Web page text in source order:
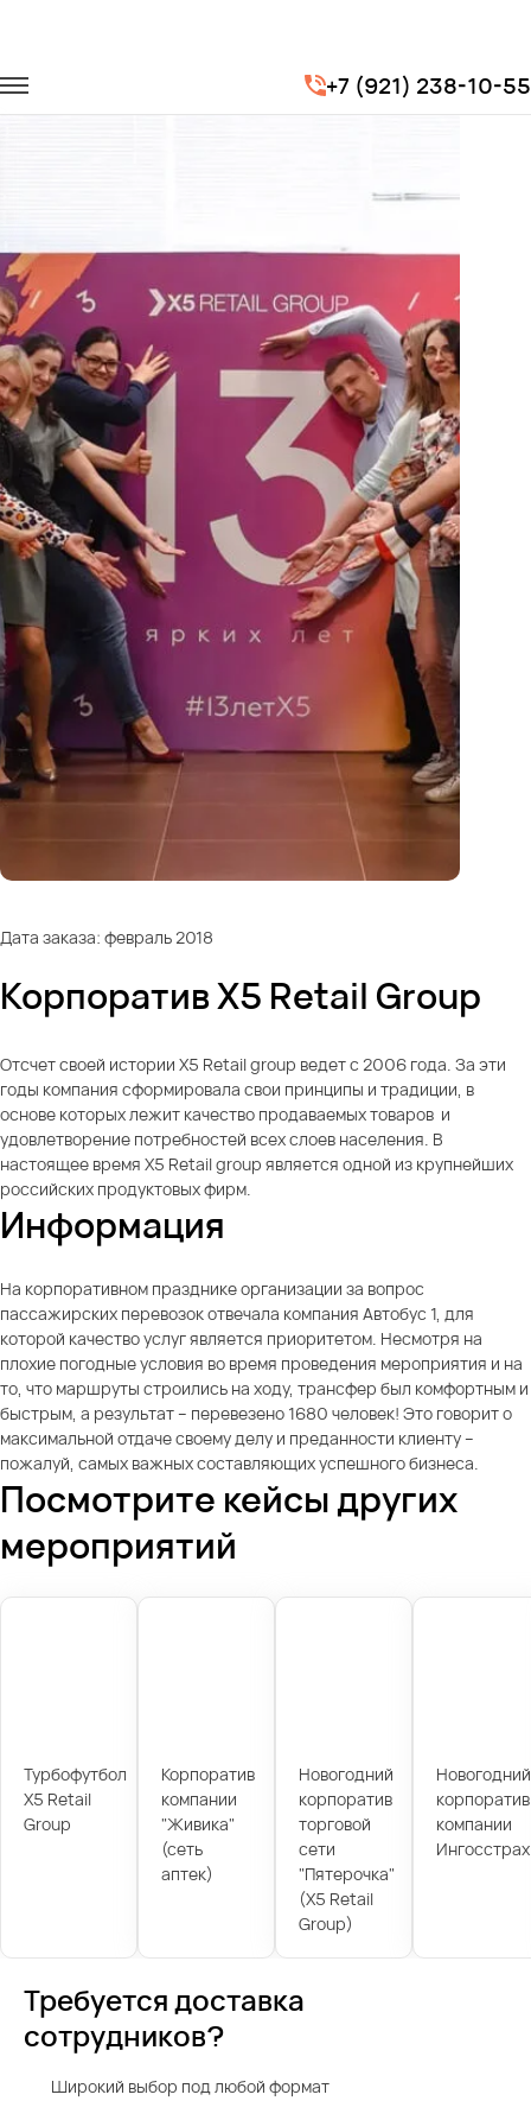
+7 (921) 238-10-55
Корпоративные перевозки
Корпоратив X5 Retail Group
Дата заказа: февраль 2018
Корпоратив X5 Retail Group
Отсчет своей истории X5 Retail group ведет с 2006 года. За эти
годы компания сформировала свои принципы и традиции, в
основе которых лежит качество продаваемых товаров и
удовлетворение потребностей всех слоев населения. В
настоящее время X5 Retail group является одной из крупнейших
российских продуктовых фирм.
Информация
На корпоративном празднике организации за вопрос
пассажирских перевозок отвечала компания Автобус 1, для
которой качество услуг является приоритетом. Несмотря на
плохие погодные условия во время проведения мероприятия и на
то, что маршруты строились на ходу, трансфер был комфортным и
быстрым, а результат – перевезено 1680 человек! Это говорит о
максимальной отдаче своему делу и преданности клиенту –
пожалуй, самых важных составляющих успешного бизнеса.
Посмотрите кейсы других
мероприятий
Турбофутбол
X5 Retail
Group
Корпоратив
компании
"Живика"
(сеть
аптек)
Новогодний
корпоратив
торговой
сети
"Пятерочка"
(X5 Retail
Group)
Новогодний
корпоратив
компании
Ингосстрах
Требуется доставка
сотрудников?
Широкий выбор под любой формат